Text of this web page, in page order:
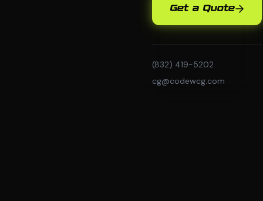
Get a Quote
(832) 419-5202
cg@codewcg.com